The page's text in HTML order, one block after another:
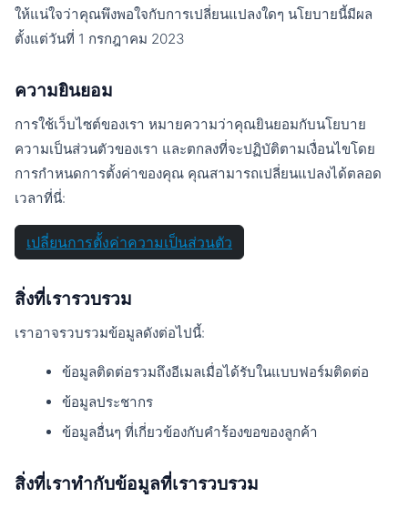
ให้แน่ใจว่าคุณพึงพอใจกับการเปลี่ยนแปลงใดๆ นโยบายนี้มีผล
ตั้งแต่วันที่ 1 กรกฎาคม 2023
ความยินยอม
การใช้เว็บไซต์ของเรา หมายความว่าคุณยินยอมกับนโยบาย
ความเป็นส่วนตัวของเรา และตกลงที่จะปฏิบัติตามเงื่อนไขโดย
การกำหนดการตั้งค่าของคุณ คุณสามารถเปลี่ยนแปลงได้ตลอด
เวลาที่นี่:
เปลี่ยนการตั้งค่าความเป็นส่วนตัว
สิ่งที่เรารวบรวม
เราอาจรวบรวมข้อมูลดังต่อไปนี้:
ข้อมูลติดต่อรวมถึงอีเมลเมื่อได้รับในแบบฟอร์มติดต่อ
ข้อมูลประชากร
ข้อมูลอื่นๆ ที่เกี่ยวข้องกับคำร้องขอของลูกค้า
สิ่งที่เราทำกับข้อมูลที่เรารวบรวม